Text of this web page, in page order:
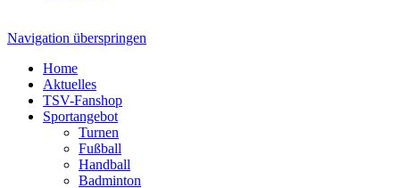
Navigation überspringen
Home
Aktuelles
TSV-Fanshop
Sportangebot
Turnen
Fußball
Handball
Badminton